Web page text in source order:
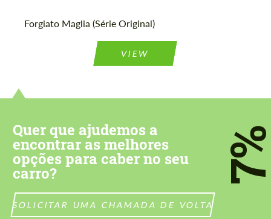
Forgiato Maglia (Série Original)
VIEW
Quer que ajudemos a
encontrar as melhores
opções para caber no seu
carro?
SOLICITAR UMA CHAMADA DE VOLTA
Concorda com o processamento de
dados pessoais
Concorda com o processamento de
dados pessoais